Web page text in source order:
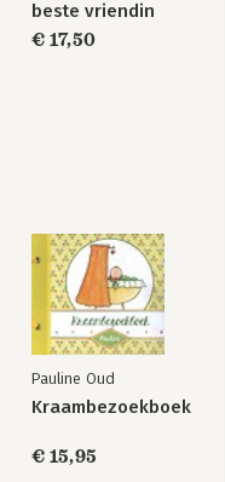
beste vriendin
€ 17,50
Pauline Oud
Kraambezoekboek
€ 15,95